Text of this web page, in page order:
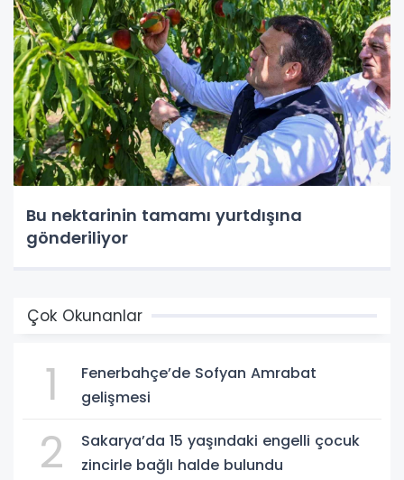
Bu nektarinin tamamı yurtdışına
gönderiliyor
Çok Okunanlar
1
Fenerbahçe’de Sofyan Amrabat
gelişmesi
2
Sakarya’da 15 yaşındaki engelli çocuk
zincirle bağlı halde bulundu